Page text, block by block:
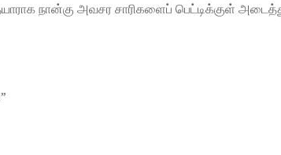
நான்கு அவசர சாரிகளைப் பெட்டிக்குள்